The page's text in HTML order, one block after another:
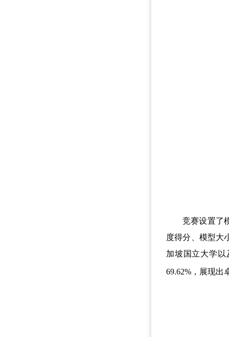
竞赛设置了模
度得分、模型大
加坡国立大学
69.62%，展现出